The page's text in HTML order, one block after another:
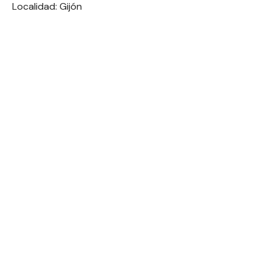
Localidad: Gijón